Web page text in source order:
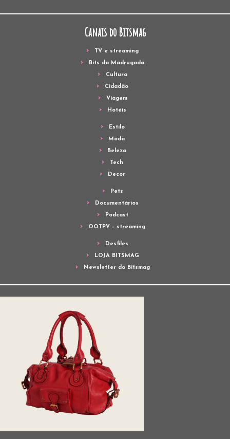
Canais do Bitsmag
TV e streaming
Bits da Madrugada
Cultura
Cidadão
Viagem
Hotéis
Estilo
Moda
Beleza
Tech
Decor
Pets
Documentários
Podcast
OQTPV – streaming
Desfiles
LOJA BITSMAG
Newsletter do Bitsmag